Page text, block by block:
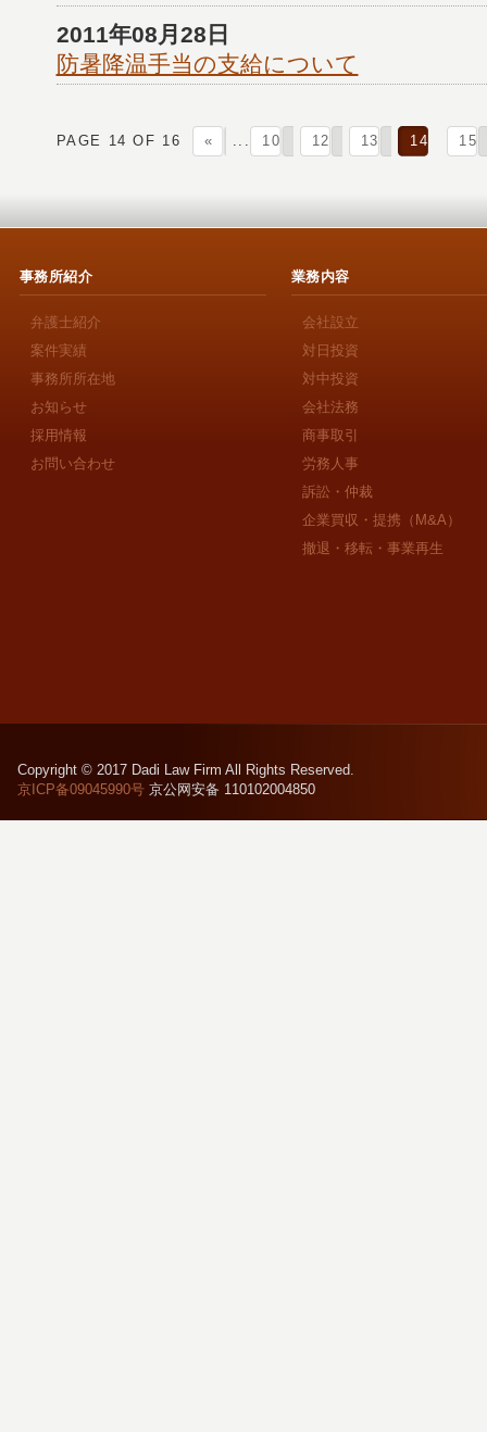
2011年08月28日
防暑降温手当の支給について
PAGE 14 OF 16 « ... 10 12 13 14 15
事務所紹介
弁護士紹介
案件実績
事務所所在地
お知らせ
採用情報
お問い合わせ
業務内容
会社設立
対日投資
対中投資
会社法務
商事取引
労務人事
訴訟・仲裁
企業買収・提携（M&A）
撤退・移転・事業再生
Copyright © 2017 Dadi Law Firm All Rights Reserved.
京ICP备09045990号京公网安备 110102004850